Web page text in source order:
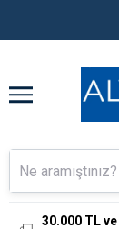
30.000 TL